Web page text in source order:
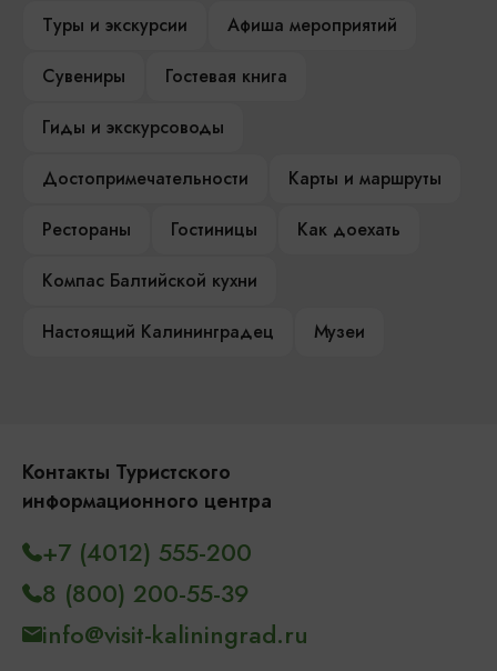
Туры и экскурсии
Афиша мероприятий
Сувениры
Гостевая книга
Гиды и экскурсоводы
Достопримечательности
Карты и маршруты
Рестораны
Гостиницы
Как доехать
Компас Балтийской кухни
Настоящий Калининградец
Музеи
Контакты Туристского
информационного центра
+7 (4012) 555-200
8 (800) 200-55-39
info@visit-kaliningrad.ru